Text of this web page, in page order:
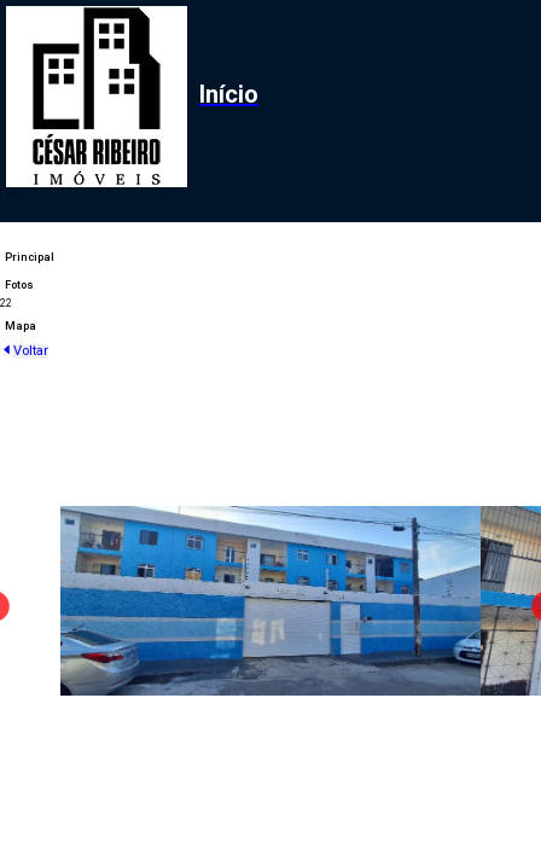
Início
Principal
Fotos
22
Mapa
Voltar